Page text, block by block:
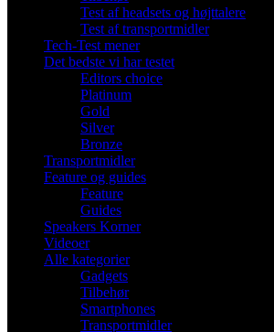
Test af headsets og højttalere
Test af transportmidler
Tech-Test mener
Det bedste vi har testet
Editors choice
Platinum
Gold
Silver
Bronze
Transportmidler
Feature og guides
Feature
Guides
Speakers Korner
Videoer
Alle kategorier
Gadgets
Tilbehør
Smartphones
Transportmidler